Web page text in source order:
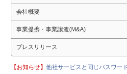
会社概要
事業提携・事業譲渡(M&A)
プレスリリース
【お知らせ】他社サービスと同じパスワー